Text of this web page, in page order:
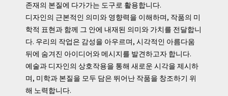
존재의 본질에 다가가는 도구로 활용합니다.
디자인의 근본적인 의미와 영향력을 이해하며, 작품의 미
학적 표현과 함께 그 안에 내재된 의미와 가치를 전달합니
다. 우리의 작업은 감성을 아우르며, 시각적인 아름다움
뒤에 숨겨진 아이디어와 메시지를 발견하고자 합니다.
예술과 디자인의 상호작용을 통해 새로운 시각을 제시하
며, 미학과 본질을 모두 담은 뛰어난 작품을 창조하기 위
해 노력합니다.